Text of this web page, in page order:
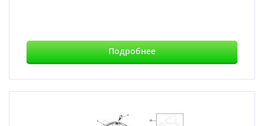
Подробнее